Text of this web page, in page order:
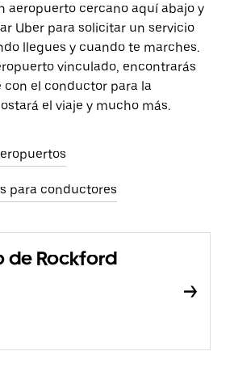
aeropuerto cercano aquí abajo y
Uber para solicitar un servicio
llegues y cuando te marches.
vinculado, encontrarás
el conductor para la
el viaje y mucho más.
para conductores
de Rockford